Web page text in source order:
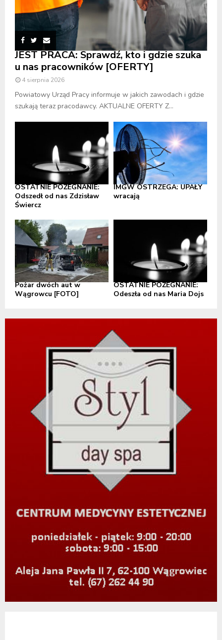
JEST PRACA: Sprawdź, kto i gdzie szuka
u nas pracowników [OFERTY]
4 sierpnia 2026
Powiatowy Urząd Pracy informuje w jakich zawodach i gdzie
szukają teraz pracodawcy. AKTUALNE OFERTY Z...
OSTATNIE POŻEGNANIE:
Odszedł od nas Zdzisław
Świercz
IMGW OSTRZEGA: UPAŁY
wracają
Pożar dwóch aut w
Wągrowcu [FOTO]
OSTATNIE POŻEGNANIE:
Odeszła od nas Maria Dojs